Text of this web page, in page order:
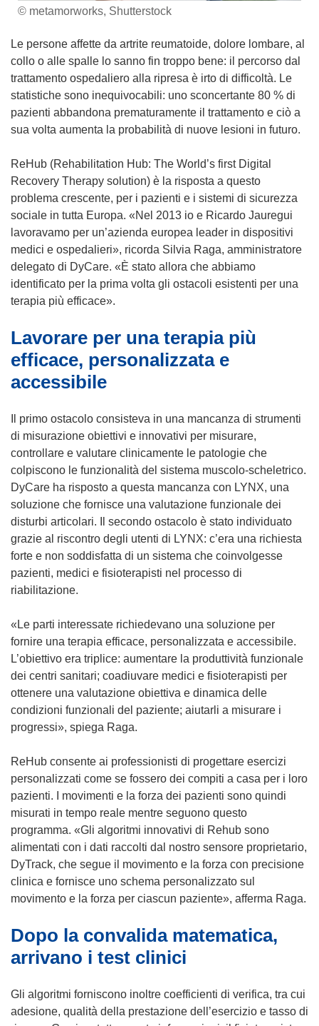
© metamorworks, Shutterstock
Le persone affette da artrite reumatoide, dolore lombare, al
collo o alle spalle lo sanno fin troppo bene: il percorso dal
trattamento ospedaliero alla ripresa è irto di difficoltà. Le
statistiche sono inequivocabili: uno sconcertante 80 % di
pazienti abbandona prematuramente il trattamento e ciò a
sua volta aumenta la probabilità di nuove lesioni in futuro.
ReHub (Rehabilitation Hub: The World’s first Digital
Recovery Therapy solution) è la risposta a questo
problema crescente, per i pazienti e i sistemi di sicurezza
sociale in tutta Europa. «Nel 2013 io e Ricardo Jauregui
lavoravamo per un’azienda europea leader in dispositivi
medici e ospedalieri», ricorda Silvia Raga, amministratore
delegato di DyCare. «È stato allora che abbiamo
identificato per la prima volta gli ostacoli esistenti per una
terapia più efficace».
Lavorare per una terapia più
efficace, personalizzata e
accessibile
Il primo ostacolo consisteva in una mancanza di strumenti
di misurazione obiettivi e innovativi per misurare,
controllare e valutare clinicamente le patologie che
colpiscono le funzionalità del sistema muscolo-scheletrico.
DyCare ha risposto a questa mancanza con LYNX, una
soluzione che fornisce una valutazione funzionale dei
disturbi articolari. Il secondo ostacolo è stato individuato
grazie al riscontro degli utenti di LYNX: c’era una richiesta
forte e non soddisfatta di un sistema che coinvolgesse
pazienti, medici e fisioterapisti nel processo di
riabilitazione.
«Le parti interessate richiedevano una soluzione per
fornire una terapia efficace, personalizzata e accessibile.
L’obiettivo era triplice: aumentare la produttività funzionale
dei centri sanitari; coadiuvare medici e fisioterapisti per
ottenere una valutazione obiettiva e dinamica delle
condizioni funzionali del paziente; aiutarli a misurare i
progressi», spiega Raga.
ReHub consente ai professionisti di progettare esercizi
personalizzati come se fossero dei compiti a casa per i loro
pazienti. I movimenti e la forza dei pazienti sono quindi
misurati in tempo reale mentre seguono questo
programma. «Gli algoritmi innovativi di Rehub sono
alimentati con i dati raccolti dal nostro sensore proprietario,
DyTrack, che segue il movimento e la forza con precisione
clinica e fornisce uno schema personalizzato sul
movimento e la forza per ciascun paziente», afferma Raga.
Dopo la convalida matematica,
arrivano i test clinici
Gli algoritmi forniscono inoltre coefficienti di verifica, tra cui
adesione, qualità della prestazione dell’esercizio e tasso di